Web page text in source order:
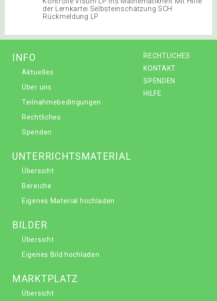
der Lernkartei Selbsteinschätzung SCH
Rückmeldung LP
RECHTLICHES
KONTAKT
SPENDEN
HILFE
INFO
Aktuelles
Über uns
Teilnahmebedingungen
Rechtliches
Spenden
UNTERRICHTSMATERIAL
Übersicht
Bereiche
Eigenes Material hochladen
BILDER
Übersicht
Eigenes Bild hochladen
MARKTPLATZ
Übersicht